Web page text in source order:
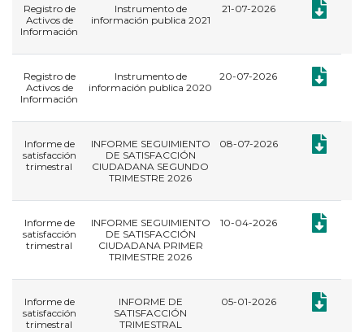
Registro de
Activos de
Información
Instrumento de
información publica 2021
21-07-2026
Registro de
Activos de
Información
Instrumento de
información publica 2020
20-07-2026
Informe de
satisfacción
trimestral
INFORME SEGUIMIENTO
DE SATISFACCIÓN
CIUDADANA SEGUNDO
TRIMESTRE 2026
08-07-2026
Informe de
satisfacción
trimestral
INFORME SEGUIMIENTO
DE SATISFACCIÓN
CIUDADANA PRIMER
TRIMESTRE 2026
10-04-2026
Informe de
satisfacción
trimestral
INFORME DE
SATISFACCIÓN
TRIMESTRAL
05-01-2026